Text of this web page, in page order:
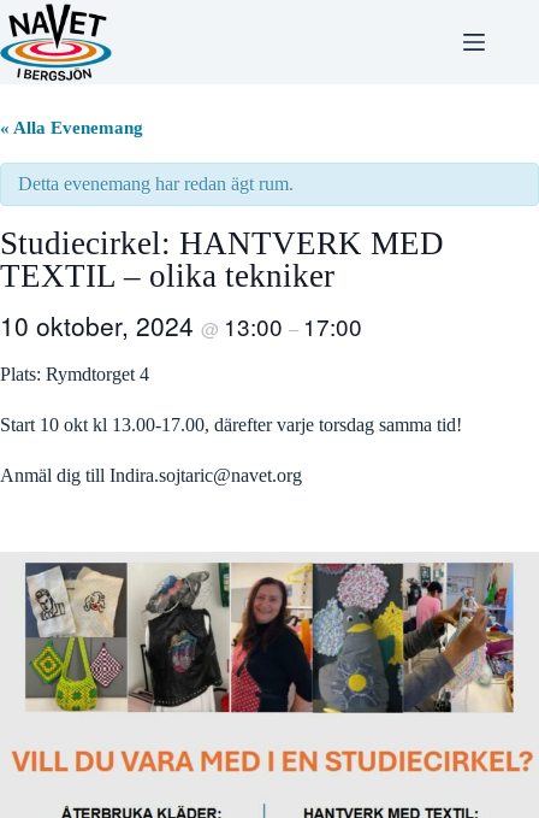
Hoppa
till
innehåll
« Alla Evenemang
Detta evenemang har redan ägt rum.
Studiecirkel: HANTVERK MED
TEXTIL – olika tekniker
10 oktober, 2024 @ 13:00 – 17:00
Plats: Rymdtorget 4
Start 10 okt kl 13.00-17.00, därefter varje torsdag samma tid!
Anmäl dig till Indira.sojtaric@navet.org